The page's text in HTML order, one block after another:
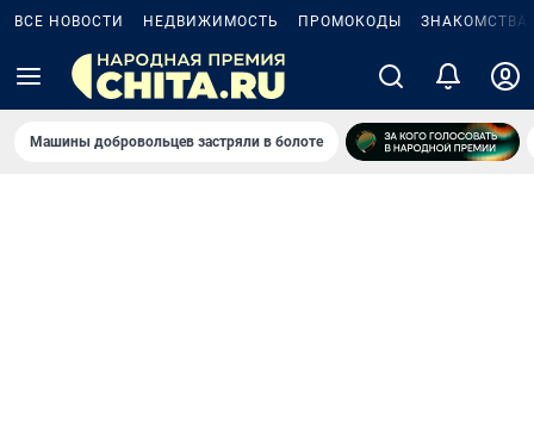
ВСЕ НОВОСТИ НЕДВИЖИМОСТЬ ПРОМОКОДЫ ЗНАКОМСТВА
Машины добровольцев застряли в болоте